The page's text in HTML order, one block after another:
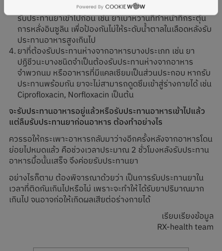
ยาที่ต้องการให้ฤทธิ์หลังรับประทานอาหารเสร็จแล้ว จึงต้อง
รับประทานยาเข้าไปก่อน เช่น ยาเบาหวานที่ทำหน้าที่กระตุ้น
การหลั่งอินซูลิน เพื่อป้องกันไม่ให้ระดับน้ำตาลในเลือดหลังรับ
ประทานอาหารสูงเกินไป
ยาที่ต้องรับประทานห่างจากอาหารบางประเภท เช่น ยา
ปฏิชีวนะบางชนิดจำเป็นต้องรับประทานห่างจากอาหาร
จำพวกนม หรืออาหารที่มีแคลเซียมเป็นส่วนประกอบ หากรับ
ประทานพร้อมกัน ยาจะไม่สามารถดูดซึมเข้าสู่ร่างกายได้ เช่น
Ciprofloxacin, Norfloxacin เป็นต้น
จะรับประทานอาหารอยู่แล้วหรือรับประทานอาหารเข้าไปแล้ว
แต่ลืมรับประทานยาก่อนอาหาร ต้องทำอย่างไร
ควรรอให้กระเพาะอาหารกลับมาว่างอีกครั้งหลังจากอาหารโดน
ย่อยไปหมดแล้ว คือช่วงเวลาประมาณ 2 ชั่วโมงหลังรับประทาน
อาหารมื้อนั้นเสร็จ จึงค่อยรับประทานยา
อย่างไรก็ตาม ต้องพิจารณาด้วยว่า เป็นการรับประทานยาใน
เวลาที่ติดกันเกินไปหรือไม่ เพราะจะทำให้ได้รับยาปริมาณมาก
เกินไป จนอาจก่อให้เกิดผลเสียต่อร่างกายได้
เรียบเรียงข้อมูล
RX-health team